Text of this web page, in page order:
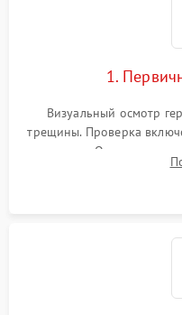
1.
Визуальный осмотр
трещины. Проверка
зарядки. Оценка
проверка базовых